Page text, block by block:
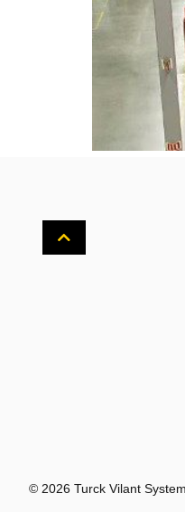
© 2026 Turck Vilant